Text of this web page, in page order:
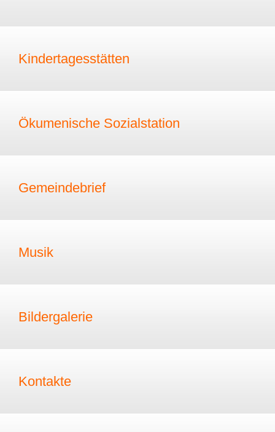
Kindertagesstätten
Ökumenische Sozialstation
Gemeindebrief
Musik
Bildergalerie
Kontakte